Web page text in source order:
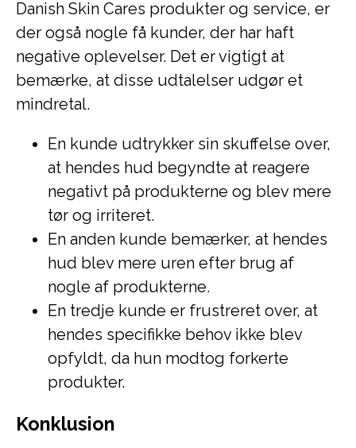
Danish Skin Cares produkter og service, er
der også nogle få kunder, der har haft
negative oplevelser. Det er vigtigt at
bemærke, at disse udtalelser udgør et
mindretal.
En kunde udtrykker sin skuffelse over,
at hendes hud begyndte at reagere
negativt på produkterne og blev mere
tør og irriteret.
En anden kunde bemærker, at hendes
hud blev mere uren efter brug af
nogle af produkterne.
En tredje kunde er frustreret over, at
hendes specifikke behov ikke blev
opfyldt, da hun modtog forkerte
produkter.
Konklusion